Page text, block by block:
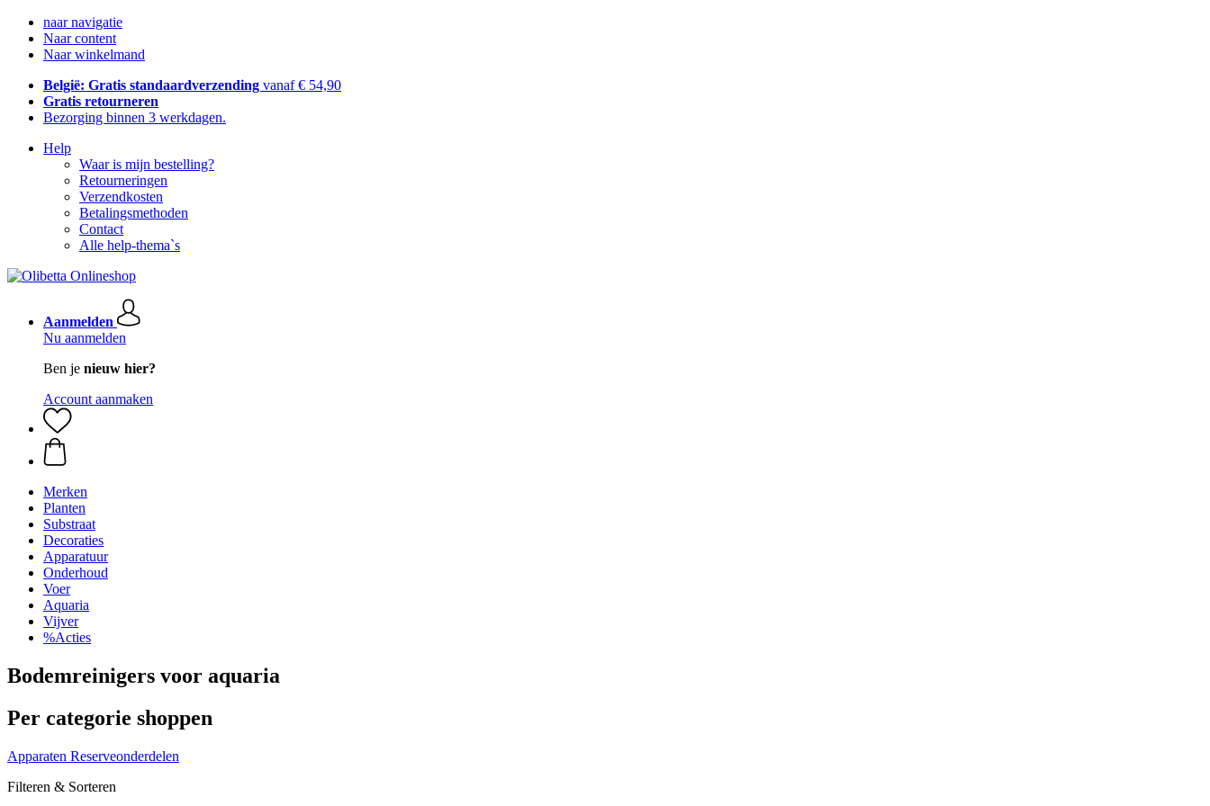
naar navigatie
Naar content
Naar winkelmand
België: Gratis standaardverzending vanaf € 54,90
Gratis retourneren
Bezorging binnen 3 werkdagen.
Help
Waar is mijn bestelling?
Retourneringen
Verzendkosten
Betalingsmethoden
Contact
Alle help-thema`s
Aanmelden
Nu aanmelden
Ben je nieuw hier?
Account aanmaken
Merken
Planten
Substraat
Decoraties
Apparatuur
Onderhoud
Voer
Aquaria
Vijver
%Acties
Bodemreinigers voor aquaria
Per categorie shoppen
Apparaten Reserveonderdelen
Filteren & Sorteren